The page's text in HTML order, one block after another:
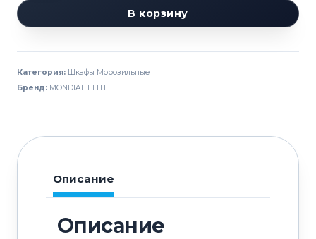
товара
Шкаф
ELITE
В корзину
Категория: Шкафы Морозильные
Бренд: MONDIAL ELITE
Описание
Описание